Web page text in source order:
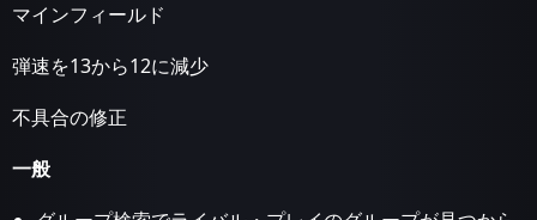
マインフィールド
弾速を13から12に減少
不具合の修正
一般